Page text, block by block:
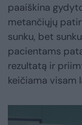
paaiškina
metančiųjų
sunku, bet
pacientams
rezultatą ir
keičiama visam